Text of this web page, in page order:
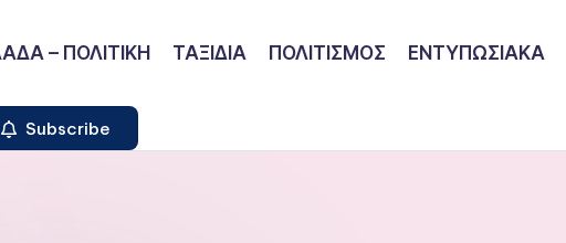
– ΠΟΛΙΤΙΚΗ ΤΑΞΙΔΙΑ ΠΟΛΙΤΙΣΜΟΣ ΕΝΤΥΠΩΣΙΑΚΑ
Subscribe